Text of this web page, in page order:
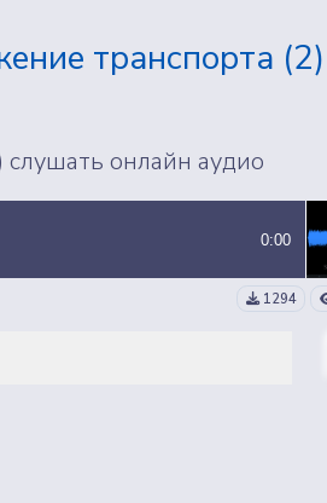
транспорта (2)
онлайн аудио
0:00
1294